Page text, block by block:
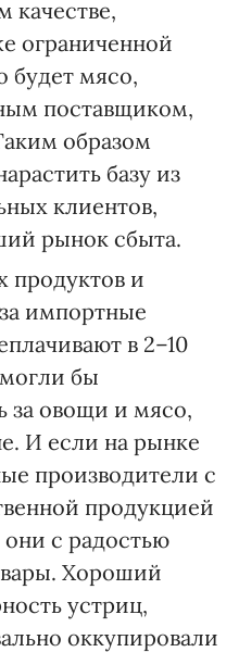
качестве,
ограниченной
будет мясо,
поставщиком,
образом
базу из
клиентов,
рынок сбыта.
продуктов и
импортные
в 2–10
бы
за овощи и мясо,
И если на рынке
производители с
продукцией
они с радостью
Хороший
устриц,
оккупировали